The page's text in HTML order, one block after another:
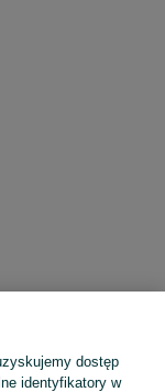
dostęp
identyfikatory w